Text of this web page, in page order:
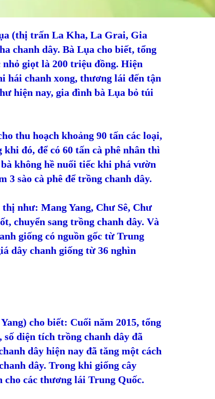
(thị trấn La Kha, La Grai, Gia
chanh dây. Bà Lụa cho biết, tổng
nhỏ giọt là 200 triệu đồng. Hiện
hái chanh xong, thương lái đến tận
hiện nay, gia đình bà Lụa bỏ túi
thu hoạch khoảng 90 tấn các loại,
đó, để có 60 tấn cà phê nhân thì
không hề nuối tiếc khi phá vườn
3 sào cà phê để trồng chanh dây.
như: Mang Yang, Chư Sê, Chư
chuyển sang trồng chanh dây. Và
giống có nguồn gốc từ Trung
dây chanh giống từ 36 nghìn
cho biết: Cuối năm 2015, tổng
diện tích trồng chanh dây đã
dây hiện nay đã tăng một cách
dây. Trong khi giống cây
các thương lái Trung Quốc.